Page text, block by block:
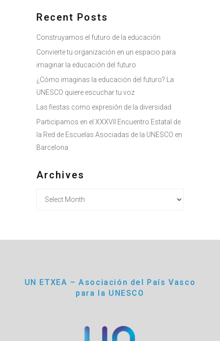
Recent Posts
Construyamos el futuro de la educación
Convierte tu organización en un espacio para
imaginar la educación del futuro
¿Cómo imaginas la educación del futuro? La
UNESCO quiere escuchar tu voz
Las fiestas como expresión de la diversidad
Participamos en el XXXVII Encuentro Estatal de
la Red de Escuelas Asociadas de la UNESCO en
Barcelona
Archives
Archives
UN ETXEA – Asociación del País Vasco
para la UNESCO